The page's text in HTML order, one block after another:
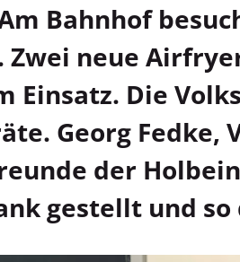
Bahnhof
neue
Einsatz. Die
Georg Fedke,
der
gestellt und